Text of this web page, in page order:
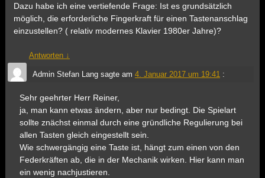
Dazu habe ich eine vertiefende Frage: Ist es grundsätzlich
möglich, die erforderliche Fingerkraft für einen Tastenanschlag
einzustellen? ( relativ modernes Klavier 1980er Jahre)?
Antworten ↓
Admin Stefan Langsagte am 4. Januar 2017 um 19:41 :
Sehr geehrter Herr Reiner,
ja, man kann etwas ändern, aber nur bedingt. Die Spielart
sollte znächst einmal durch eine gründliche Regulierung bei
allen Tasten gleich eingestellt sein.
Wie schwergängig eine Taste ist, hängt zum einen von den
Federkräften ab, die in der Mechanik wirken. Hier kann man
ein wenig nachjustieren.